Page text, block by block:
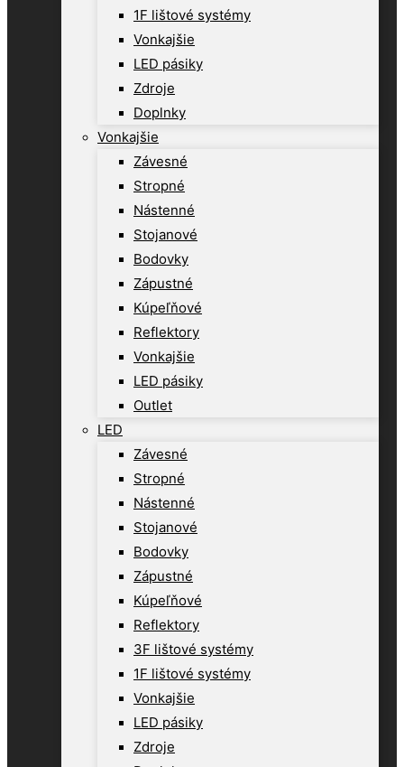
1F lištové systémy
Vonkajšie
LED pásiky
Zdroje
Doplnky
Vonkajšie
Závesné
Stropné
Nástenné
Stojanové
Bodovky
Zápustné
Kúpeľňové
Reflektory
Vonkajšie
LED pásiky
Outlet
LED
Závesné
Stropné
Nástenné
Stojanové
Bodovky
Zápustné
Kúpeľňové
Reflektory
3F lištové systémy
1F lištové systémy
Vonkajšie
LED pásiky
Zdroje